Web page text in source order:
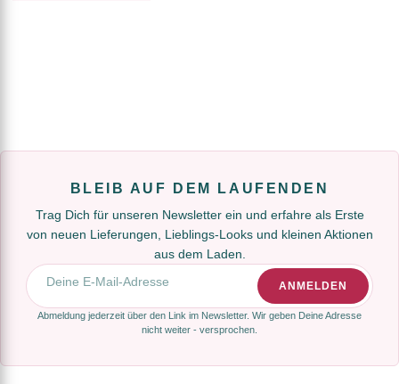
BLEIB AUF DEM LAUFENDEN
Trag Dich für unseren Newsletter ein und erfahre als Erste
von neuen Lieferungen, Lieblings-Looks und kleinen Aktionen
aus dem Laden.
E-Mail-Adresse
ANMELDEN
Abmeldung jederzeit über den Link im Newsletter. Wir geben Deine Adresse
nicht weiter - versprochen.